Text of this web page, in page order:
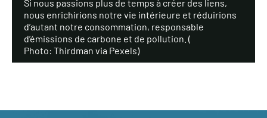
Si nous passions plus de temps à créer des liens,
nous enrichirions notre vie intérieure et réduirions
d’autant notre consommation, responsable
d’émissions de carbone et de pollution. (
Photo: Thirdman via Pexels)